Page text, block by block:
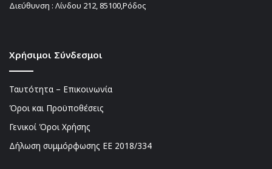
Διεύθυνση : Λίνδου 212, 85100,Ρόδος
Χρήσιμοι Σύνδεσμοι
Ταυτότητα – Επικοινωνία
Όροι και Προϋποθέσεις
Γενικοί Όροι Χρήσης
Δήλωση συμμόρφωσης ΕΕ 2018/334